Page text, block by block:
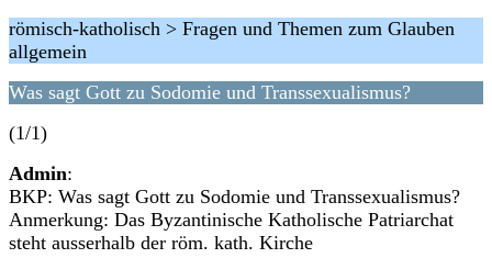
römisch-katholisch > Fragen und Themen zum Glauben
allgemein
Was sagt Gott zu Sodomie und Transsexualismus?
(1/1)
Admin:
BKP: Was sagt Gott zu Sodomie und Transsexualismus?
Anmerkung: Das Byzantinische Katholische Patriarchat
steht ausserhalb der röm. kath. Kirche